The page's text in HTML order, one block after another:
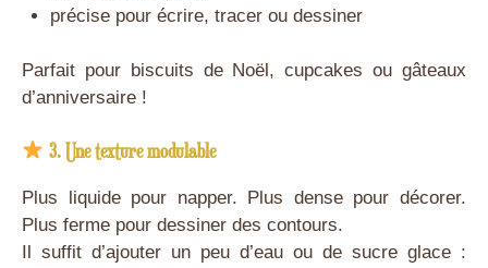
précise pour écrire, tracer ou dessiner
Parfait pour biscuits de Noël, cupcakes ou gâteaux
d’anniversaire !
3. Une texture modulable
Plus liquide pour napper. Plus dense pour décorer.
Plus ferme pour dessiner des contours.
Il suffit d’ajouter un peu d’eau ou de sucre glace :